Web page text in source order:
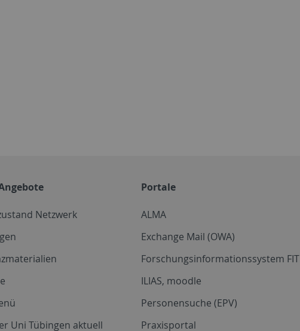
Netzwerk
Uni Tübingen aktuell
Portale
ALMA
Exchange Mail (OWA)
Forschungsinformationssystem FIT
ILIAS, moodle
Personensuche (EPV)
Praxisportal